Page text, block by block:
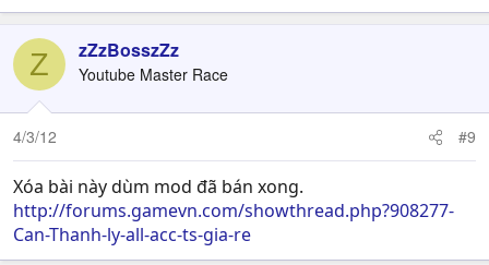
Z zZzBosszZz
Youtube Master Race
4/3/12 #9
Xóa bài này dùm mod đã bán xong.
http://forums.gamevn.com/showthread.php?908277-
Can-Thanh-ly-all-acc-ts-gia-re